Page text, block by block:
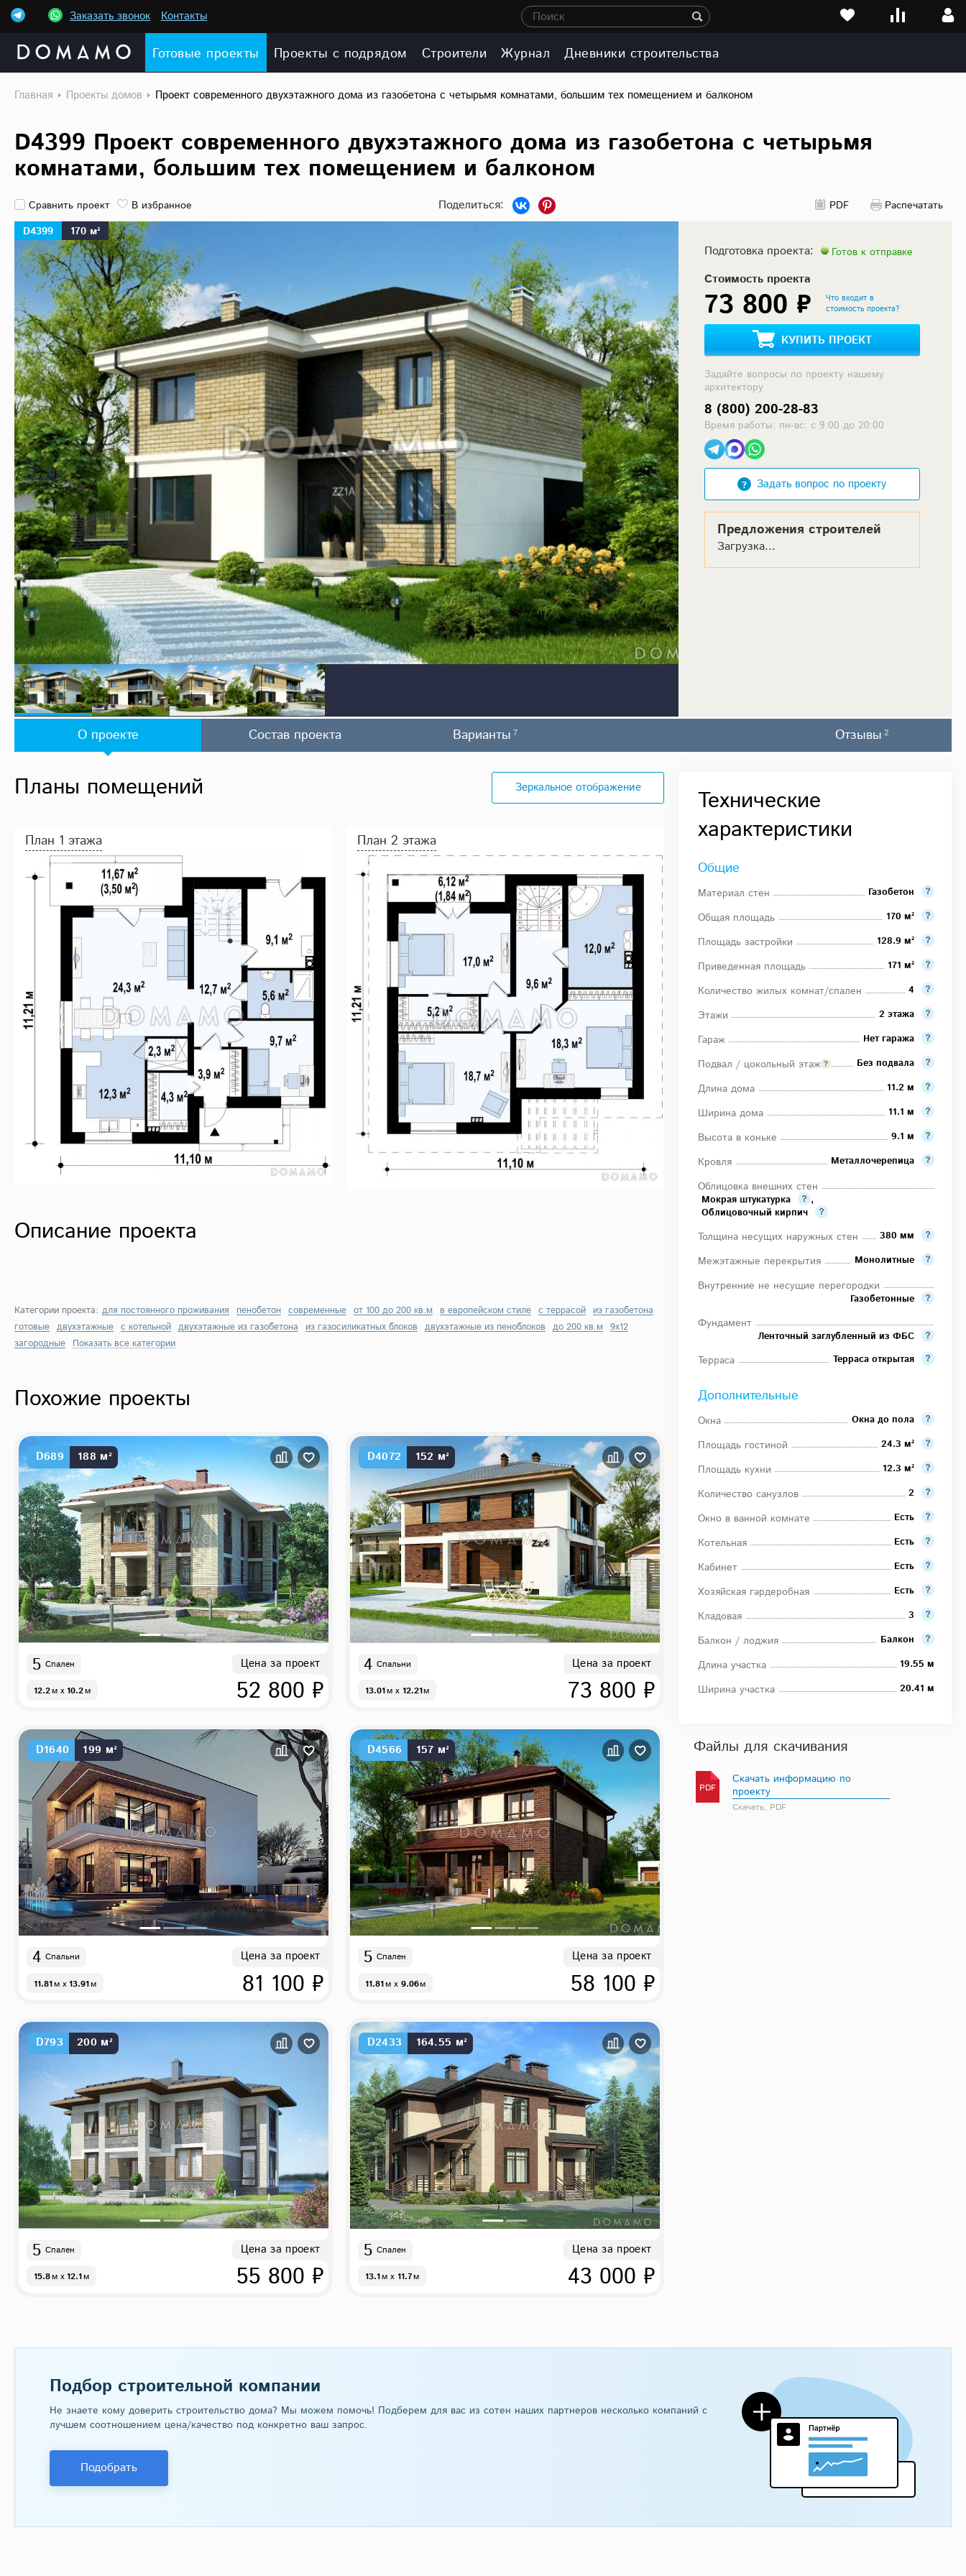
Заказать звонок Контакты Поиск
Готовые проекты Проекты с подрядом Строители Журнал Дневники строительства
Главная Проекты домов Проект современного двухэтажного дома из газобетона с четырьмя комнатами, большим тех помещением и балконом
D4399 Проект современного двухэтажного дома из газобетона с четырьмя
комнатами, большим тех помещением и балконом
Сравнить проект В избранное PDF
Распечатать
D4399
170 м²
Подготовка проекта: Готов к отправке
Стоимость проекта
73 800 ₽
Что входит в
стоимость проекта?
КУПИТЬ ПРОЕКТ
Задайте вопросы по проекту нашему
архитектору
8 (800) 200-28-83
Время работы: пн-вс: с 9:00 до 20:00
Задать вопрос по проекту
Предложения строителей
Загрузка...
О проекте Состав проекта Варианты 7 Отзывы 2
Технические
характеристики
Общие
Материал стен Газобетон
Общая площадь 170 м²
Площадь застройки 128.9 м²
Приведенная площадь 171 м²
Количество жилых комнат/спален 4
Этажи 2 этажа
Гараж Нет гаража
Подвал / цокольный этаж Без подвала
Длина дома 11.2 м
Ширина дома 11.1 м
Высота в коньке 9.1 м
Кровля Металлочерепица
Облицовка внешних стен
Мокрая штукатурка
,
Облицовочный кирпич
Толщина несущих наружных стен 380 мм
Межэтажные перекрытия Монолитные
Внутренние не несущие перегородки
Газобетонные
Фундамент
Ленточный заглубленный из ФБС
Терраса Терраса открытая
Дополнительные
Окна Окна до пола
Площадь гостиной 24.3 м²
Площадь кухни 12.3 м²
Количество санузлов 2
Окно в ванной комнате Есть
Котельная Есть
Кабинет Есть
Хозяйская гардеробная Есть
Кладовая 3
Балкон / лоджия Балкон
Длина участка 19.55 м
Ширина участка 20.41 м
Файлы для скачивания
PDF
Скачать информацию по
проекту
Скачать, PDF
Планы помещений Зеркальное отображение
План 1 этажа План 2 этажа
Описание проекта
Категории проекта: для постоянного проживания пенобетон современные от 100 до 200 кв.м в европейском стиле с террасой из газобетона
готовые двухэтажные с котельной двухэтажные из газобетона из газосиликатных блоков двухэтажные из пеноблоков до 200 кв.м 9х12
загородные Показать все категории
Похожие проекты
D689 188 м²
5 Спален
12.2м x 10.2м
Цена за проект
52 800 ₽
D4072 152 м²
4 Спальни
13.01м x 12.21м
Цена за проект
73 800 ₽
D1640 199 м²
4 Спальни
11.81м x 13.91м
Цена за проект
81 100 ₽
D4566 157 м²
5 Спален
11.81м x 9.06м
Цена за проект
58 100 ₽
D793 200 м²
5 Спален
15.8м x 12.1м
Цена за проект
55 800 ₽
D2433 164.55 м²
5 Спален
13.1м x 11.7м
Цена за проект
43 000 ₽
Подбор строительной компании
Не знаете кому доверить строительство дома? Мы можем помочь! Подберем для вас из сотен наших партнеров несколько компаний с
лучшем соотношением цена/качество под конкретно ваш запрос.
Подобрать